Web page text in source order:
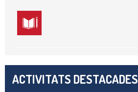
ACTIVITATS DESTACADES